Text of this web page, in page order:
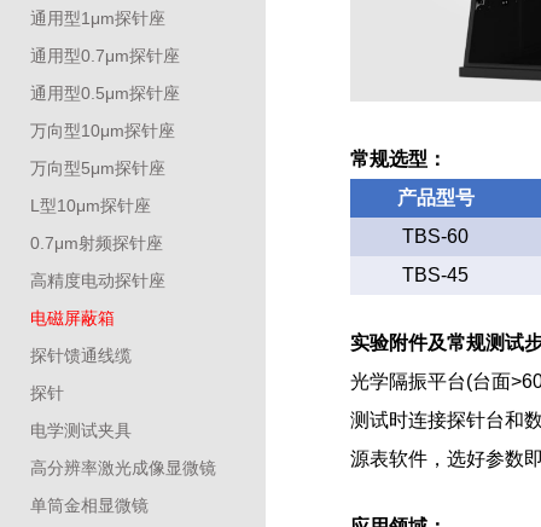
通用型1μm探针座
通用型0.7μm探针座
通用型0.5μm探针座
万向型10μm探针座
万向型5μm探针座
L型10μm探针座
0.7μm射频探针座
高精度电动探针座
电磁屏蔽箱
探针馈通线缆
探针
电学测试夹具
高分辨率激光成像显微镜
单筒金相显微镜
常规选型：
产品型号
TBS-60
TBS-45
实验附件及常规测试
光学隔振平台(台面
测试时连接探针台和
源表软件，选好参数